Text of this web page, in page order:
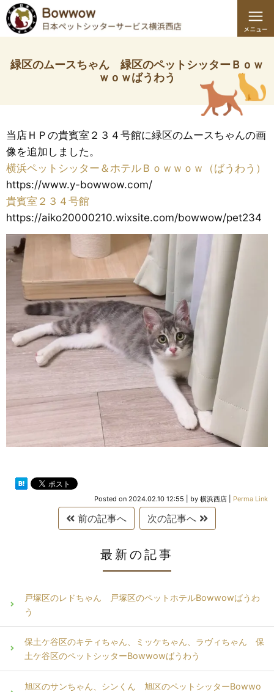
緑区のムースちゃん 緑区のペットシッターＢｏｗ
ｗｏｗばうわう
当店ＨＰの貴賓室２３４号館に緑区のムースちゃんの画
像を追加しました。
横浜ペットシッター＆ホテルＢｏｗｗｏｗ（ばうわう）
https://www.y-bowwow.com/
貴賓室２３４号館
https://aiko20000210.wixsite.com/bowwow/pet234
Posted on 2024.02.10 12:55 by 横浜西店 Perma Link
前の記事へ 次の記事へ
最新の記事
戸塚区のレドちゃん 戸塚区のペットホテルBowwowばうわ
う
保土ケ谷区のキティちゃん、ミッケちゃん、ラヴィちゃん 保
土ケ谷区のペットシッターBowwowばうわう
旭区のサンちゃん、シンくん 旭区のペットシッターBowwo